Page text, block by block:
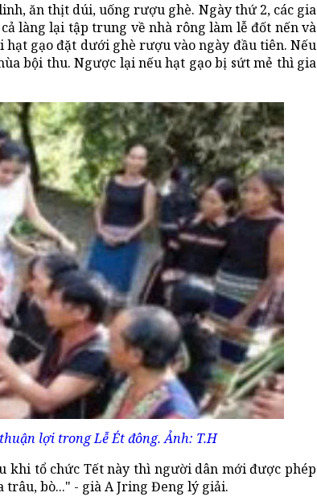
ăn thịt dúi, uống rượu ghè. Ngày thứ 2, các gia
làng lại tập trung về nhà rông làm lễ đốt nến và
gạo đặt dưới ghè rượu vào ngày đầu tiên. Nếu
bội thu. Ngược lại nếu hạt gạo bị sứt mẻ thì gia
lợi trong Lễ Ét đông. Ảnh: T.H
khi tổ chức Tết này thì người dân mới được phép
bò..." - già A Jring Đeng lý giải.